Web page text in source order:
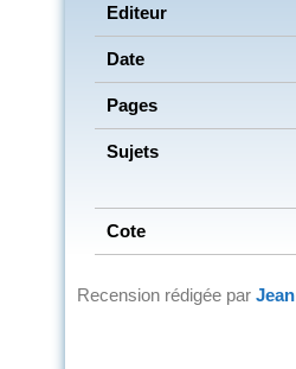
Editeur
Date
Pages
Sujets
Cote
Recension rédigée par